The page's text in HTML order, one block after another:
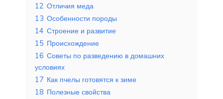
12 Отличия меда
13 Особенности породы
14 Строение и развитие
15 Происхождение
16 Советы по разведению в домашних
условиях
17 Как пчелы готовятся к зиме
18 Полезные свойства